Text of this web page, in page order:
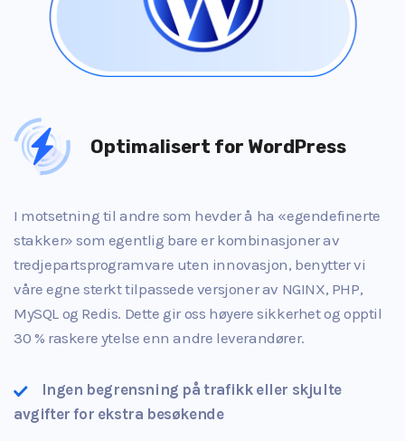
Optimalisert for WordPress
I motsetning til andre som hevder å ha «egendefinerte
stakker» som egentlig bare er kombinasjoner av
tredjepartsprogramvare uten innovasjon, benytter vi
våre egne sterkt tilpassede versjoner av NGINX, PHP,
MySQL og Redis. Dette gir oss høyere sikkerhet og opptil
30 % raskere ytelse enn andre leverandører.
Ingen begrensning på trafikk eller skjulte
avgifter for ekstra besøkende